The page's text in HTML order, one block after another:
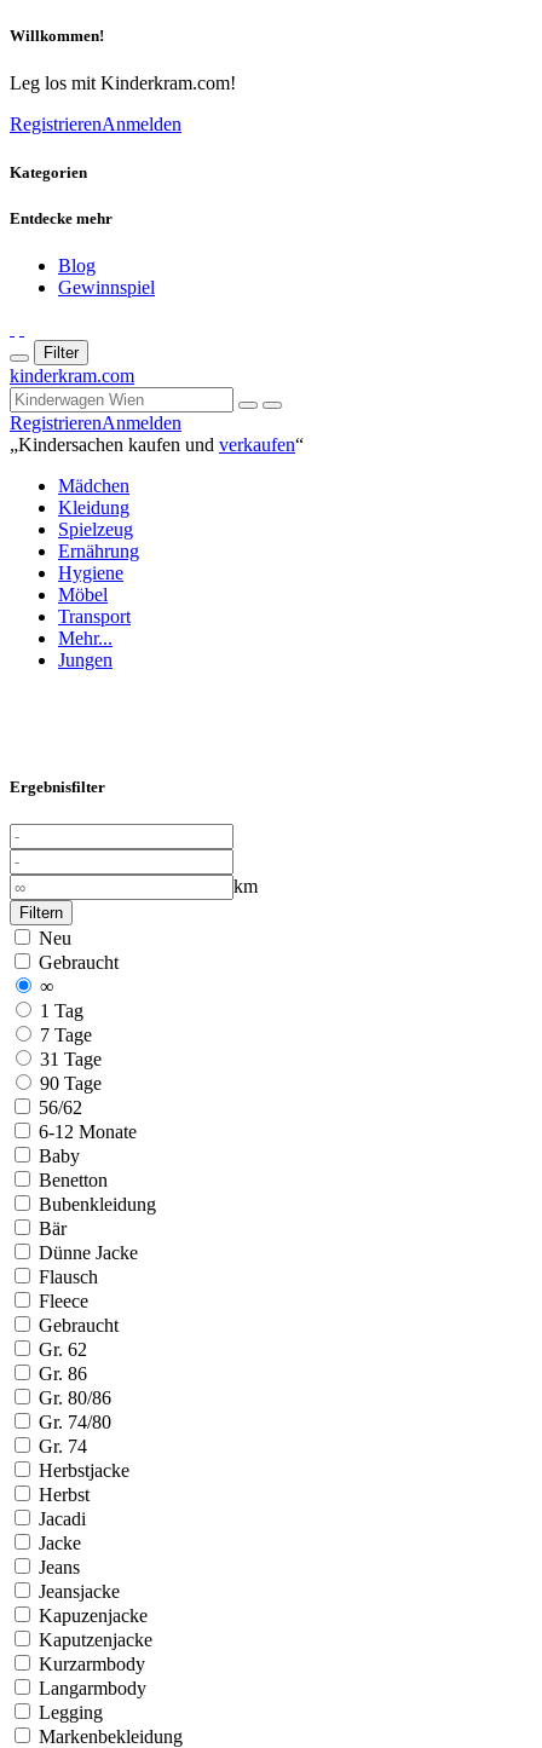
Willkommen!
Leg los mit Kinderkram.com!
RegistrierenAnmelden
Kategorien
Entdecke mehr
Blog
Gewinnspiel
Filter
kinderkram.com
RegistrierenAnmelden
„Kindersachen kaufen und verkaufen“
Mädchen
Kleidung
Spielzeug
Ernährung
Hygiene
Möbel
Transport
Mehr...
Jungen
Ergebnisfilter
km
Filtern
Neu
Gebraucht
∞
1 Tag
7 Tage
31 Tage
90 Tage
56/62
6-12 Monate
Baby
Benetton
Bubenkleidung
Bär
Dünne Jacke
Flausch
Fleece
Gebraucht
Gr. 62
Gr. 86
Gr. 80/86
Gr. 74/80
Gr. 74
Herbstjacke
Herbst
Jacadi
Jacke
Jeans
Jeansjacke
Kapuzenjacke
Kaputzenjacke
Kurzarmbody
Langarmbody
Legging
Markenbekleidung